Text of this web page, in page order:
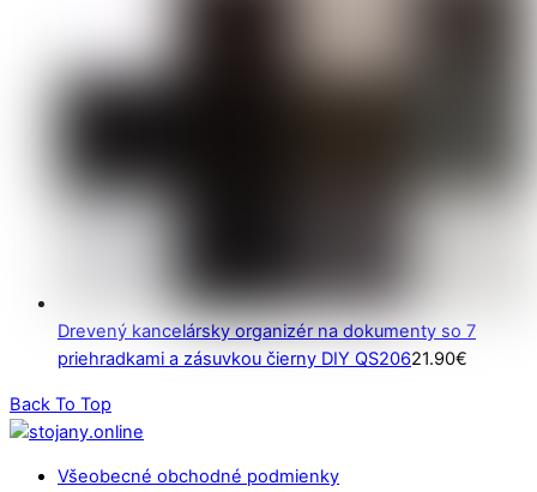
Drevený kancelársky organizér na dokumenty so 7
priehradkami a zásuvkou čierny DIY QS20621.90€
Back To Top
Všeobecné obchodné podmienky